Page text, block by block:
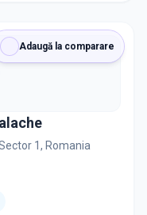
Adaugă la comparare
1, Romania